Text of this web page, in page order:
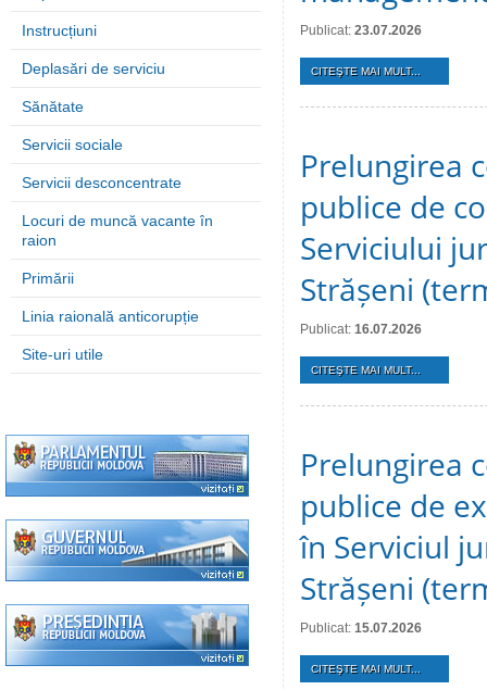
Instrucțiuni
Deplasări de serviciu
Sănătate
Servicii sociale
Servicii desconcentrate
Locuri de muncă vacante în
raion
Primării
Linia raională anticorupție
Site-uri utile
Publicat: 23.07.2026
CITEŞTE MAI MULT...
Prelungirea
publice de
Serviciului
Strășeni
Publicat: 16.07.2026
CITEŞTE MAI MULT...
Prelungirea
publice de
în Serviciul
Strășeni
Publicat: 15.07.2026
CITEŞTE MAI MULT...